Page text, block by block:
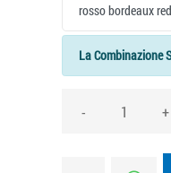
rosso bordeaux
La Combinazione
- +